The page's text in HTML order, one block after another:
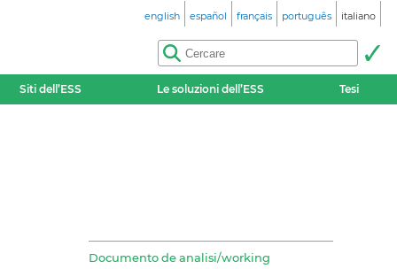
english español français português italiano
Siti dell’ESS Le soluzioni dell’ESS Tesi
Documento de analisi/working